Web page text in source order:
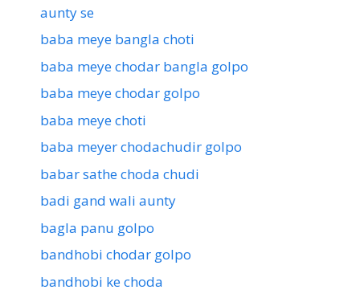
aunty se
baba meye bangla choti
baba meye chodar bangla golpo
baba meye chodar golpo
baba meye choti
baba meyer chodachudir golpo
babar sathe choda chudi
badi gand wali aunty
bagla panu golpo
bandhobi chodar golpo
bandhobi ke choda